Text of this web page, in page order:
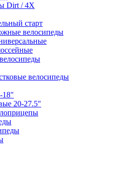
Dirt / 4X
старт
велосипеды
велосипеды
18"
20-27.5"